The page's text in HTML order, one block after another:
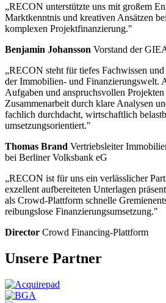
„RECON unterstützte uns mit großem
Marktkenntnis und kreativen Ansätzen
komplexen Projektfinanzierung."
Benjamin Johansson Vorstand der
„RECON steht für tiefes Fachwissen
der Immobilien- und Finanzierungswelt.
Aufgaben und anspruchsvollen
Zusammenarbeit durch klare Analysen
fachlich durchdacht, wirtschaftlich
umsetzungsorientiert."
Thomas Brand Vertriebsleiter
bei Berliner Volksbank eG
„RECON ist für uns ein verlässlicher
exzellent aufbereiteten Unterlagen
als Crowd-Plattform schnelle
reibungslose Finanzierungsumsetzung."
Director Crowd Financing-Plattform
Unsere Partner